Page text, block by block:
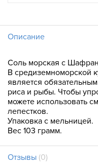
Описание
Соль морская с
В средиземноморской
является
риса и рыбы. Чтобы
можете использовать
лепестков.
Упаковка с мельницей.
Вес 103 грамм.
Отзывы (0)